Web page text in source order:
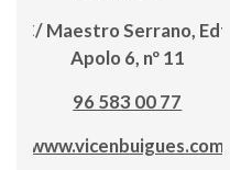
C/ Maestro Serrano, Edf.
Apolo 6, nº 11
96 583 00 77
www.vicenbuigues.com